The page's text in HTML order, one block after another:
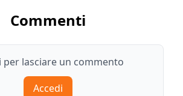
Commenti
per lasciare un commento
Accedi